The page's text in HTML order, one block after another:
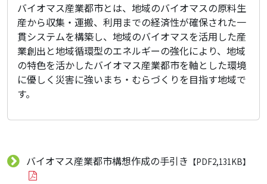
バイオマス産業都市とは、地域のバイオマスの原料生
産から収集・運搬、利用までの経済性が確保された一
貫システムを構築し、地域のバイオマスを活用した産
業創出と地域循環型のエネルギーの強化により、地域
の特色を活かしたバイオマス産業都市を軸とした環境
に優しく災害に強いまち・むらづくりを目指す地域で
す。
バイオマス産業都市構想作成の手引き 【PDF2,131KB】